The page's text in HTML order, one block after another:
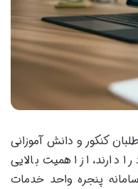
کنکور و دانش آموزانی
دارند، از اهمیت بالایی
پنجره واحد خدمات